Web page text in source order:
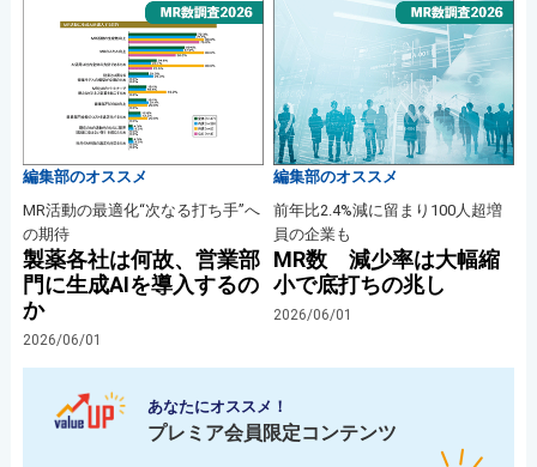
編集部のオススメ
MR活動の最適化“次なる打ち手”へ
の期待
製薬各社は何故、営業部
門に生成AIを導入するの
か
2026/06/01
編集部のオススメ
前年比2.4%減に留まり100人超増
員の企業も
MR数 減少率は大幅縮
小で底打ちの兆し
2026/06/01
あなたにオススメ！
プレミア会員限定コンテンツ